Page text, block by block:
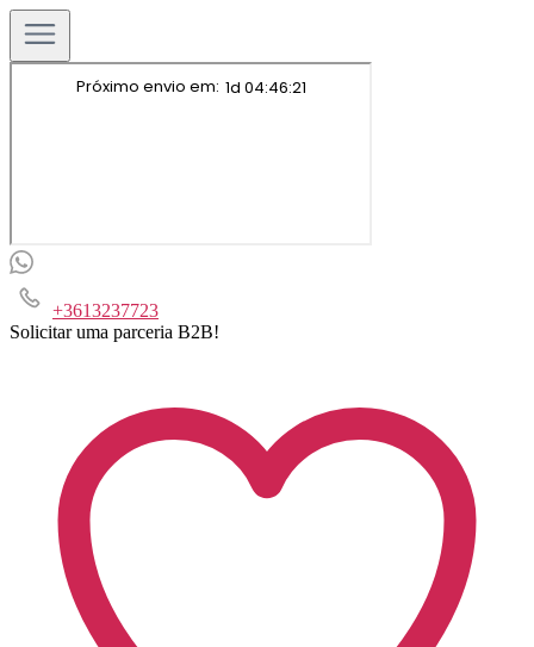
+3613237723
Solicitar uma parceria B2B!